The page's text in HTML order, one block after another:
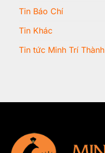
Tin Báo Chí
Tin Khác
Tin tức Minh Trí Thành